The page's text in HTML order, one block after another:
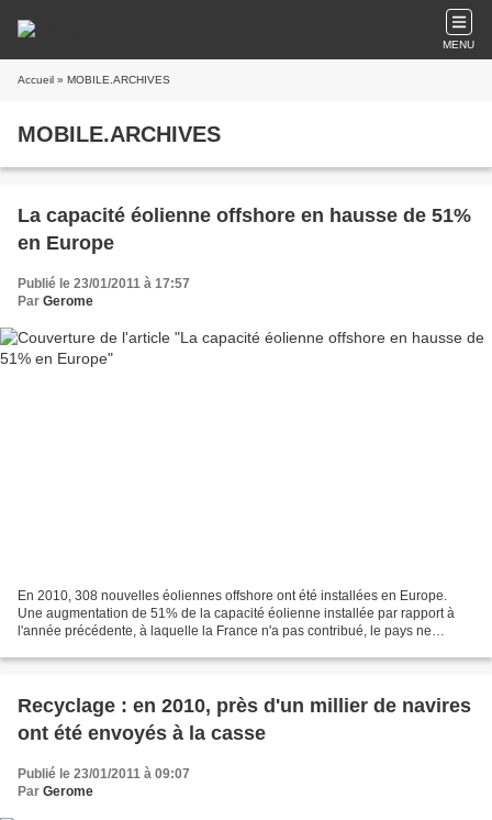
MENU
Accueil » MOBILE.ARCHIVES
MOBILE.ARCHIVES
La capacité éolienne offshore en hausse de 51%
en Europe
Publié le 23/01/2011 à 17:57
Par Gerome
En 2010, 308 nouvelles éoliennes offshore ont été installées en Europe.
Une augmentation de 51% de la capacité éolienne installée par rapport à
l'année précédente, à laquelle la France n'a pas contribué, le pays ne
Recyclage : en 2010, près d'un millier de navires
ont été envoyés à la casse
Publié le 23/01/2011 à 09:07
Par Gerome